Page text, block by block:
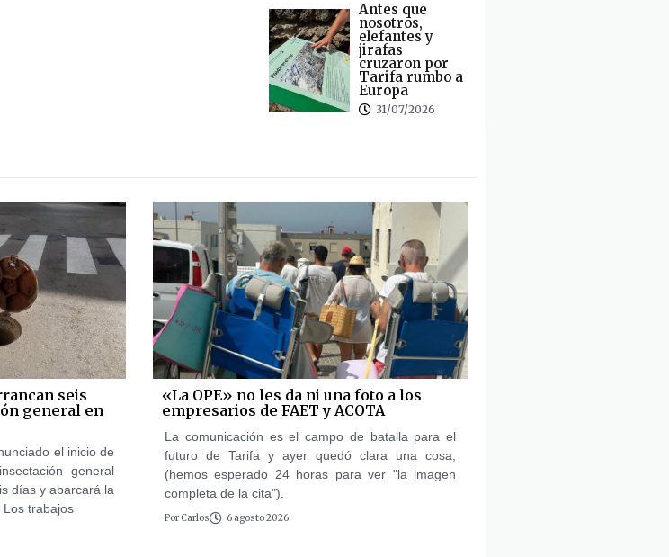
Antes que
nosotros,
elefantes y
jirafas
cruzaron por
Tarifa rumbo a
Europa
31/07/2026
seis
general en
el inicio de
general
días y abarcará la
trabajos
«La OPE» no les da ni una foto a los
empresarios de FAET y ACOTA
La comunicación es el campo de batalla para el
futuro de Tarifa y ayer quedó clara una cosa,
(hemos esperado 24 horas para ver "la imagen
completa de la cita").
Por Carlos 6 agosto 2026